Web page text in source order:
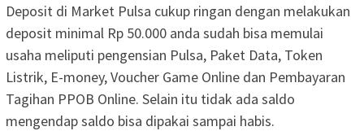
Deposit di Market Pulsa cukup ringan dengan melakukan
deposit minimal Rp 50.000 anda sudah bisa memulai
usaha meliputi pengensian Pulsa, Paket Data, Token
Listrik, E-money, Voucher Game Online dan Pembayaran
Tagihan PPOB Online. Selain itu tidak ada saldo
mengendap saldo bisa dipakai sampai habis.